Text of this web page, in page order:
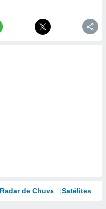
Radar de Chuva Satélites